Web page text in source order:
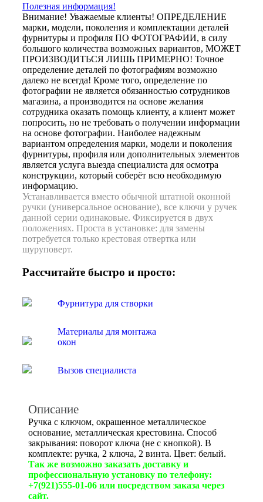
Полезная информация!
Внимание! Уважаемые клиенты! ОПРЕДЕЛЕНИЕ
марки, модели, поколения и комплектации деталей
фурнитуры и профиля ПО ФОТОГРАФИИ, в силу
большого количества возможных вариантов, МОЖЕТ
ПРОИЗВОДИТЬСЯ ЛИШЬ ПРИМЕРНО! Точное
определение деталей по фотографиям возможно
далеко не всегда! Кроме того, определение по
фотографии не является обязанностью сотрудников
магазина, а производится на основе желания
сотрудника оказать помощь клиенту, а клиент может
попросить, но не требовать о получении информации
на основе фотографии. Наиболее надежным
вариантом определения марки, модели и поколения
фурнитуры, профиля или дополнительных элементов
является услуга выезда специалиста для осмотра
конструкции, который соберёт всю необходимую
информацию.
Устанавливается вместо обычной штатной оконной
ручки (универсальное основание), все ключи у ручек
данной серии одинаковые. Фиксируется в двух
положениях. Проста в установке: для замены
потребуется только крестовая отвертка или
шуруповерт.
Рассчитайте быстро и просто:
Фурнитура для створки
Материалы для монтажа
окон
Вызов специалиста
Описание
Ручка с ключом, окрашенное металлическое
основание, металлическая крестовина. Способ
закрывания: поворот ключа (не с кнопкой). В
комплекте: ручка, 2 ключа, 2 винта. Цвет: белый.
Так же возможно заказать доставку и
профессиональную установку по телефону:
+7(921)555-01-06 или посредством заказа через
сайт.